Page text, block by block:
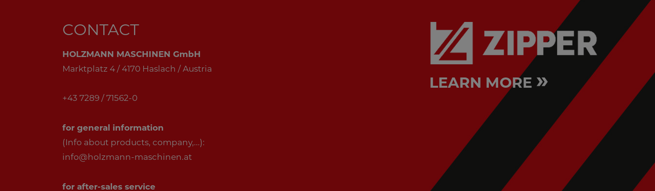
CONTACT
HOLZMANN MASCHINEN GmbH
Marktplatz 4 / 4170 Haslach / Austria
+43 7289 / 71562-0
for general information
(Info about products, company,...):
info@holzmann-maschinen.at
for after-sales service
LEARN MORE »